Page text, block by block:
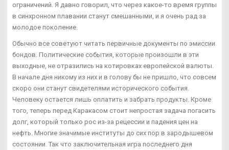
ограничений. Я давно говорил, что через какое-то время группы
в синхронном плавании станут смешанными, и я очень рад за
молодое поколение.
Обычно все советуют читать первичные документы по эмиссии
бондов. Политические события, которые произошли в эти
выходные, не отразились на котировках европейской валюты.
В начале дня никому из них и в голову бы не пришло, что совсем
скоро они станут свидетелями исторического события.
Человеку остается лишь оплатить и забрать продукты. Кроме
того, теперь перед Каракасом стоит непростая задача погасить
долг, который только рос из-за рецессии и падения цен на
нефть. Многие значимые институты до сих пор в зародышевом
состоянии. Так что заключительная игра последнего дня